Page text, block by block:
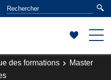
des formations
Master